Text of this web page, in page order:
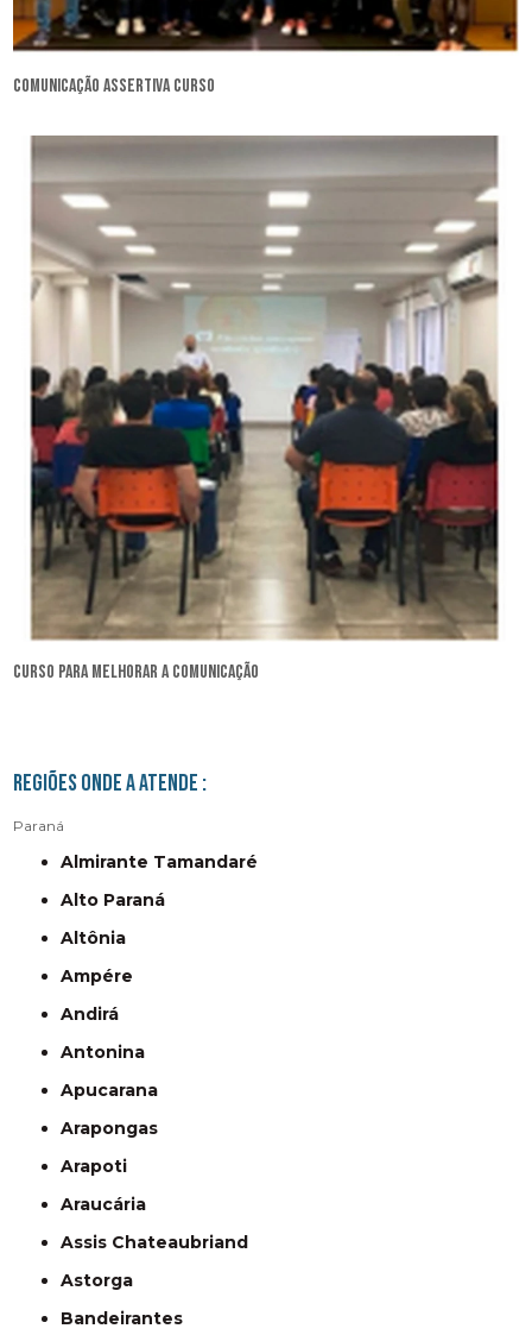
comunicação assertiva curso
curso para melhorar a comunicação
Regiões onde a atende :
Paraná
Almirante Tamandaré
Alto Paraná
Altônia
Ampére
Andirá
Antonina
Apucarana
Arapongas
Arapoti
Araucária
Assis Chateaubriand
Astorga
Bandeirantes